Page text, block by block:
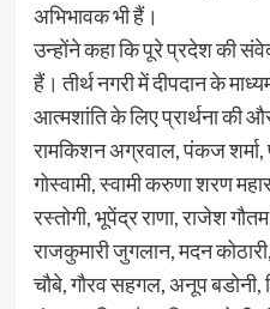
अभिभावक भी हैं।
उन्होंने कहा कि पूरे प्रदेश की
हैं। तीर्थ नगरी में दीपदान के
आत्मशांति के लिए प्रार्थना की
रामकिशन अग्रवाल, पंकज शर्मा,
गोस्वामी, स्वामी करुणा शरण
रस्तोगी, भूपेंद्र राणा, राजेश
राजकुमारी जुगलान, मदन
चौबे, गौरव सहगल, अनूप